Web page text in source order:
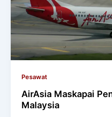
Pesawat
AirAsia Maskapai
Malaysia